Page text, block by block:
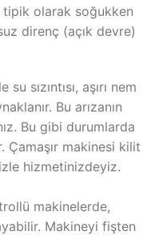
olarak soğukken
direnç (açık devre)
sızıntısı, aşırı nem
Bu arızanın
Bu gibi durumlarda
Çamaşır makinesi kilit
hizmetinizdeyiz.
makinelerde,
Makineyi fişten